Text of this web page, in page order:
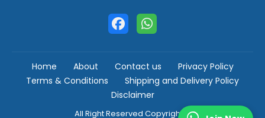
Home About Contact us
Privacy Policy
Terms & Conditions
Shipping and Delivery Policy
Disclaimer
All Right Reserved Copyright ©